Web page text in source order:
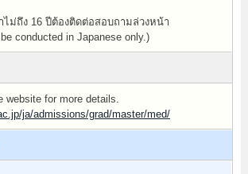
ม่ถึง 16 ปีต้องติดต่อสอบถามล่วงหน้า
conducted in Japanese only.)
website for more details.
ja/admissions/grad/master/med/